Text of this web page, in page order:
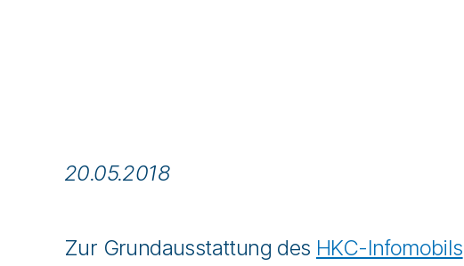
20.05.2018
Zur Grundausstattung des HKC-Infomobils